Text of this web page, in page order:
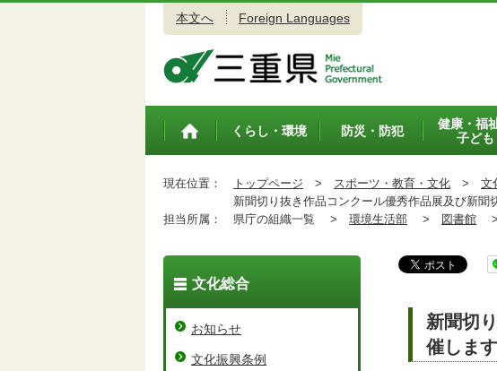
本文へ Foreign Languages
トップペ
くらし・環境 防災・防犯
健康・福
子ども
現在位置： トップページ > スポーツ・教育・文化 > 文
新聞切り抜き作品コンクール優秀作品展及び新聞
担当所属：
県庁の組織一覧 > 環境生活部 > 図書館 >
新聞切
催します
文化総合
お知らせ
文化振興条例